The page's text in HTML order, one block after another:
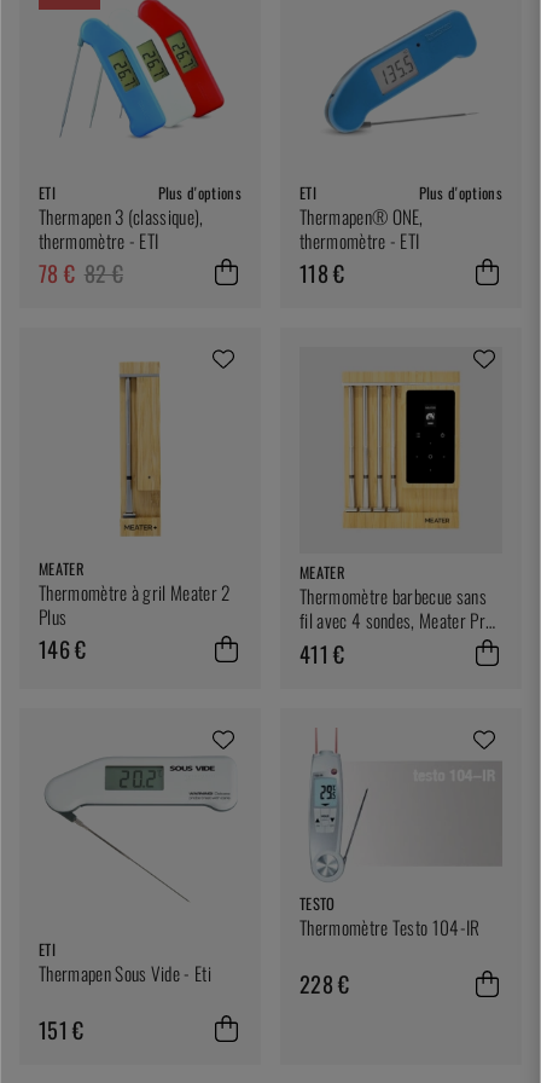
ETI Plus d'options
Thermapen 3 (classique),
thermomètre - ETI
78 € 82 €
ETI Plus d'options
Thermapen® ONE,
thermomètre - ETI
118 €
MEATER
Thermomètre à gril Meater 2
Plus
146 €
MEATER
Thermomètre barbecue sans
fil avec 4 sondes, Meater Pro
XL
411 €
ETI
Thermapen Sous Vide - Eti
151 €
TESTO
Thermomètre Testo 104-IR
228 €